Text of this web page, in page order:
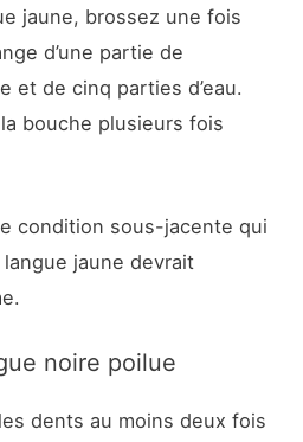
jaune, brossez une fois
d’une partie de
et de cinq parties d’eau.
bouche plusieurs fois
condition sous-jacente qui
jaune devrait
noire poilue
dents au moins deux fois